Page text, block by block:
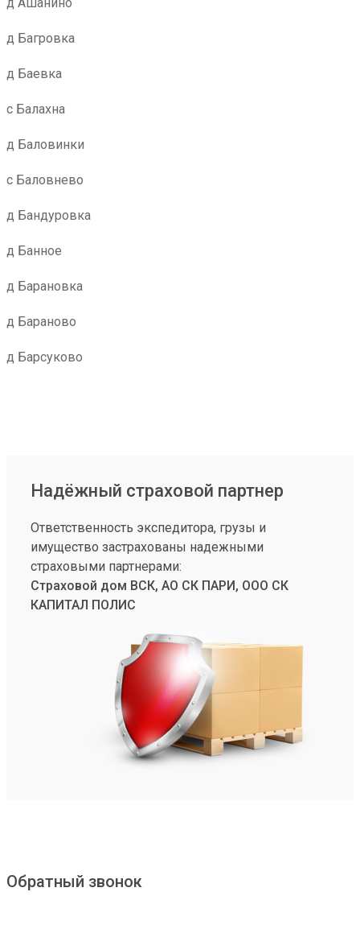
д Багровка
д Баевка
с Балахна
д Баловинки
с Баловнево
д Бандуровка
д Банное
д Барановка
д Бараново
д Барсуково
Надёжный страховой партнер
Ответственность экспедитора, грузы и
имущество застрахованы надежными
страховыми партнерами:
Страховой дом ВСК, АО СК ПАРИ, ООО СК
КАПИТАЛ ПОЛИС
Обратный звонок